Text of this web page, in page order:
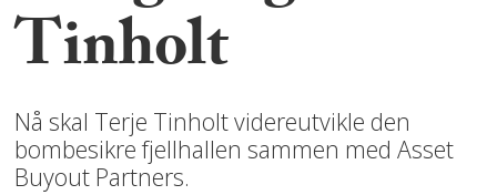
Tinholt
Nå skal Terje Tinholt videreutvikle den
bombesikre fjellhallen sammen med Asset
Buyout Partners.